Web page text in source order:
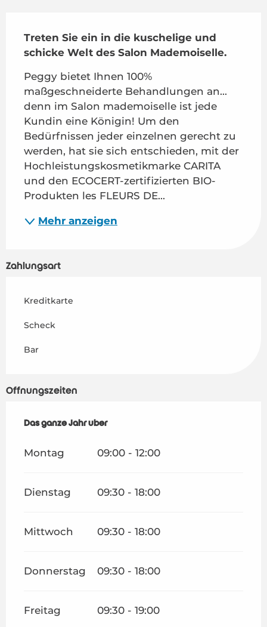
Treten Sie ein in die kuschelige und
schicke Welt des Salon Mademoiselle.
Peggy bietet Ihnen 100%
maßgeschneiderte Behandlungen an...
denn im Salon mademoiselle ist jede
Kundin eine Königin! Um den
Bedürfnissen jeder einzelnen gerecht zu
werden, hat sie sich entschieden, mit der
Hochleistungskosmetikmarke CARITA
und den ECOCERT-zertifizierten BIO-
Produkten les FLEURS DE...
Mehr anzeigen
Zahlungsart
Kreditkarte
Scheck
Bar
Öffnungszeiten
Das ganze Jahr über
Das ganze Jahr über
Montag 09:00 - 12:00
Dienstag 09:30 - 18:00
Mittwoch 09:30 - 18:00
Donnerstag 09:30 - 18:00
Freitag 09:30 - 19:00